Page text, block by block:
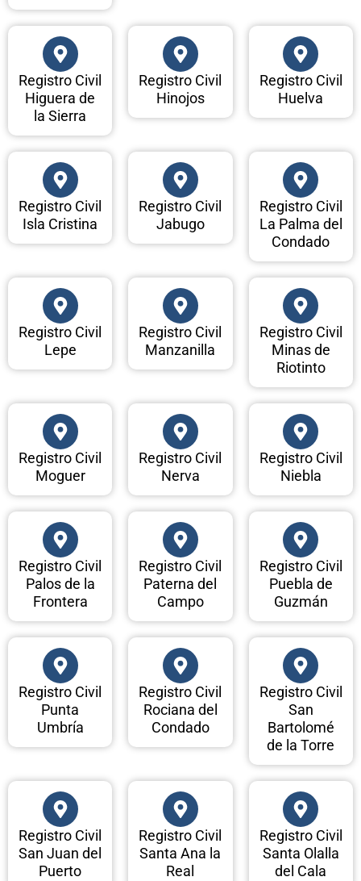
Registro Civil
Higuera de
la Sierra
Registro Civil
Hinojos
Registro Civil
Huelva
Registro Civil
Isla Cristina
Registro Civil
Jabugo
Registro Civil
La Palma del
Condado
Registro Civil
Lepe
Registro Civil
Manzanilla
Registro Civil
Minas de
Riotinto
Registro Civil
Moguer
Registro Civil
Nerva
Registro Civil
Niebla
Registro Civil
Palos de la
Frontera
Registro Civil
Paterna del
Campo
Registro Civil
Puebla de
Guzmán
Registro Civil
Punta
Umbría
Registro Civil
Rociana del
Condado
Registro Civil
San
Bartolomé
de la Torre
Registro Civil
San Juan del
Puerto
Registro Civil
Santa Ana la
Real
Registro Civil
Santa Olalla
del Cala